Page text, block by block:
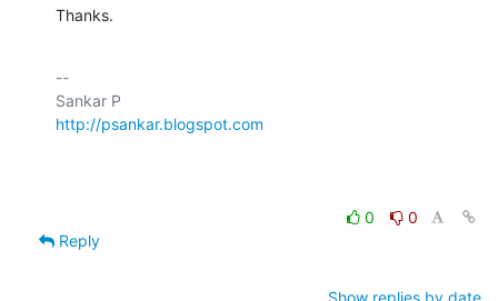
Thanks.
--
http://psankar.blogspot.com
0
0
Reply
Show replies by date